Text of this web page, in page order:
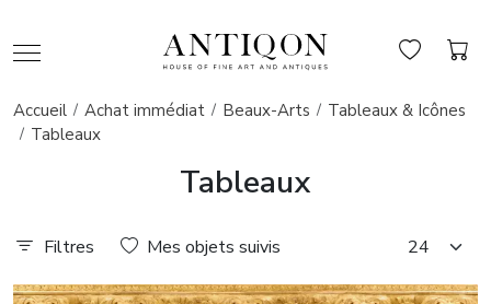
Accueil Achat immédiat Beaux-Arts
Tableaux & Icônes
Tableaux
Tableaux
Filtres Mes objets suivis